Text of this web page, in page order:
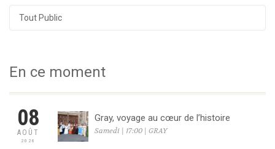
Tout Public
En ce moment
08
AOÛT
2026
Gray, voyage au cœur de l’histoire
Samedi | 17:00 | GRAY